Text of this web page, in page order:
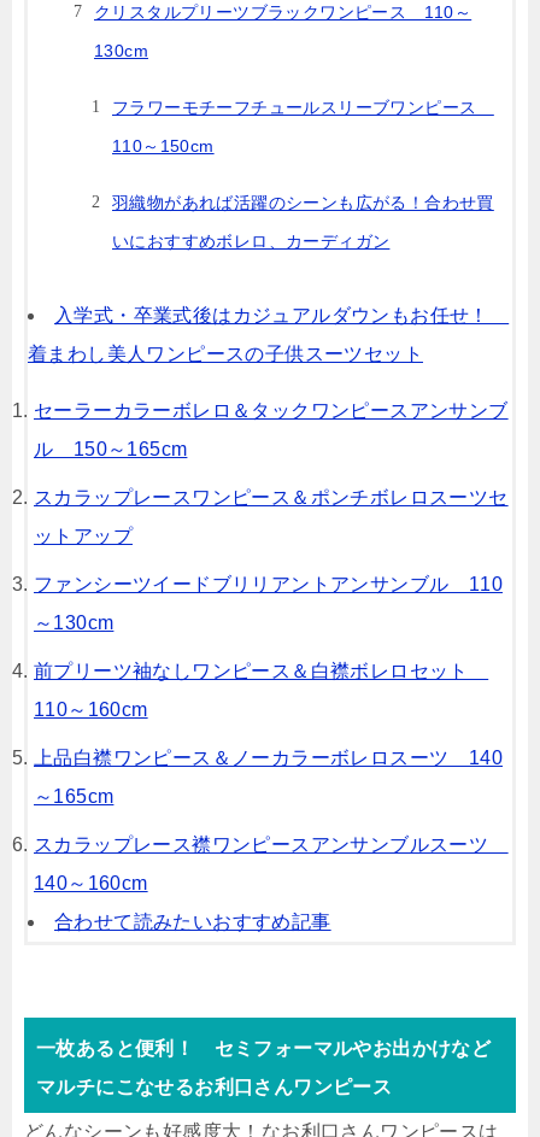
クリスタルプリーツブラックワンピース 110～
130cm
フラワーモチーフチュールスリーブワンピース
110～150cm
羽織物があれば活躍のシーンも広がる！合わせ買
いにおすすめボレロ、カーディガン
入学式・卒業式後はカジュアルダウンもお任せ！
着まわし美人ワンピースの子供スーツセット
セーラーカラーボレロ＆タックワンピースアンサンブ
ル 150～165cm
スカラップレースワンピース＆ポンチボレロスーツセ
ットアップ
ファンシーツイードブリリアントアンサンブル 110
～130cm
前プリーツ袖なしワンピース＆白襟ボレロセット
110～160cm
上品白襟ワンピース＆ノーカラーボレロスーツ 140
～165cm
スカラップレース襟ワンピースアンサンブルスーツ
140～160cm
合わせて読みたいおすすめ記事
一枚あると便利！ セミフォーマルやお出かけなど
マルチにこなせるお利口さんワンピース
どんなシーンも好感度大！なお利口さんワンピースは